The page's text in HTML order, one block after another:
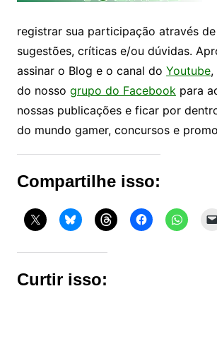
registrar sua participação através
sugestões, críticas e/ou dúvidas.
assinar o Blog e o canal do Youtube,
do nosso grupo do Facebookpara
nossas publicações e ficar por
do mundo gamer, concursos e
Compartilhe isso:
Curtir isso: